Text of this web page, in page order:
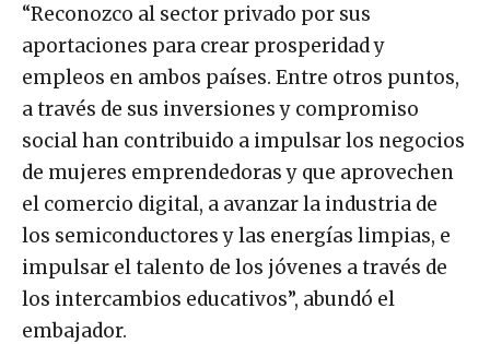
“Reconozco al sector privado por sus
aportaciones para crear prosperidad y
empleos en ambos países. Entre otros puntos,
a través de sus inversiones y compromiso
social han contribuido a impulsar los negocios
de mujeres emprendedoras y que aprovechen
el comercio digital, a avanzar la industria de
los semiconductores y las energías limpias, e
impulsar el talento de los jóvenes a través de
los intercambios educativos”, abundó el
embajador.